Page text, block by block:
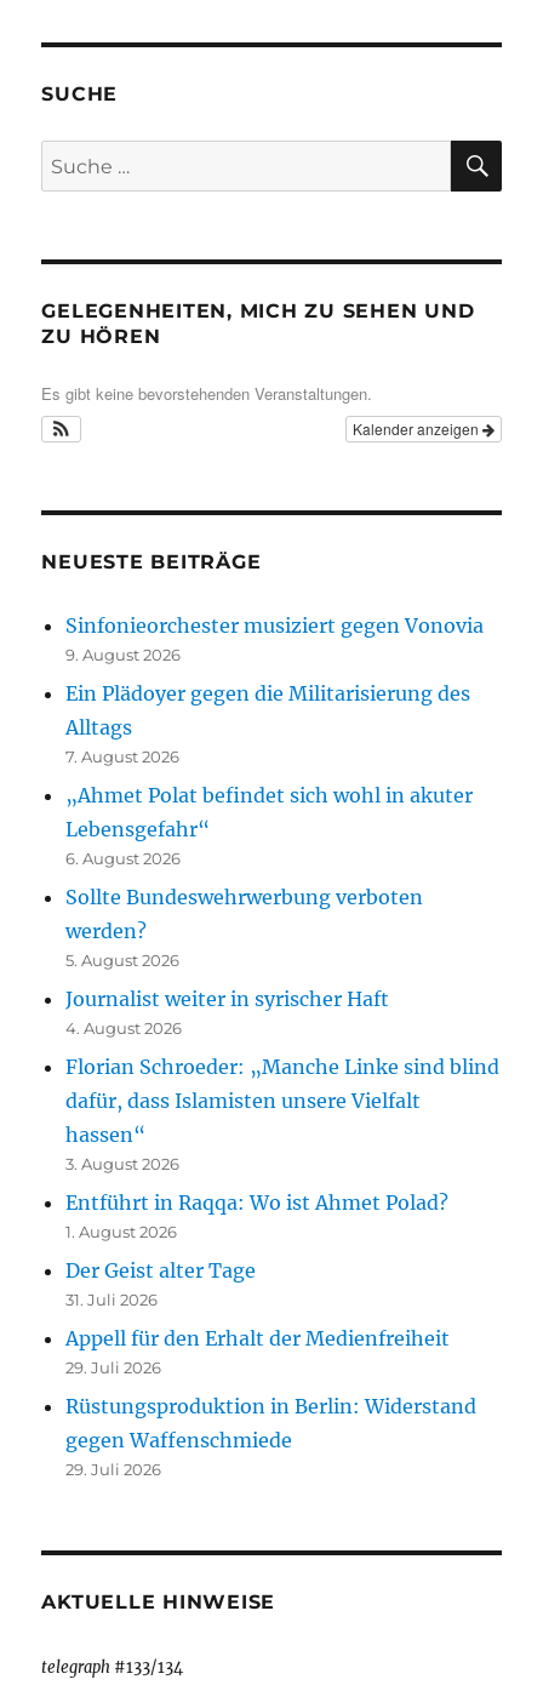
SUCHE
Suche
nach:
GELEGENHEITEN, MICH ZU SEHEN UND
ZU HÖREN
Es gibt keine bevorstehenden Veranstaltungen.
Kalender anzeigen
NEUESTE BEITRÄGE
Sinfonieorchester musiziert gegen Vonovia
9. August 2026
Ein Plädoyer gegen die Militarisierung des
Alltags
7. August 2026
„Ahmet Polat befindet sich wohl in akuter
Lebensgefahr“
6. August 2026
Sollte Bundeswehrwerbung verboten
werden?
5. August 2026
Journalist weiter in syrischer Haft
4. August 2026
Florian Schroeder: „Manche Linke sind blind
dafür, dass Islamisten unsere Vielfalt
hassen“
3. August 2026
Entführt in Raqqa: Wo ist Ahmet Polad?
1. August 2026
Der Geist alter Tage
31. Juli 2026
Appell für den Erhalt der Medienfreiheit
29. Juli 2026
Rüstungsproduktion in Berlin: Widerstand
gegen Waffenschmiede
29. Juli 2026
AKTUELLE HINWEISE
telegraph #133/134